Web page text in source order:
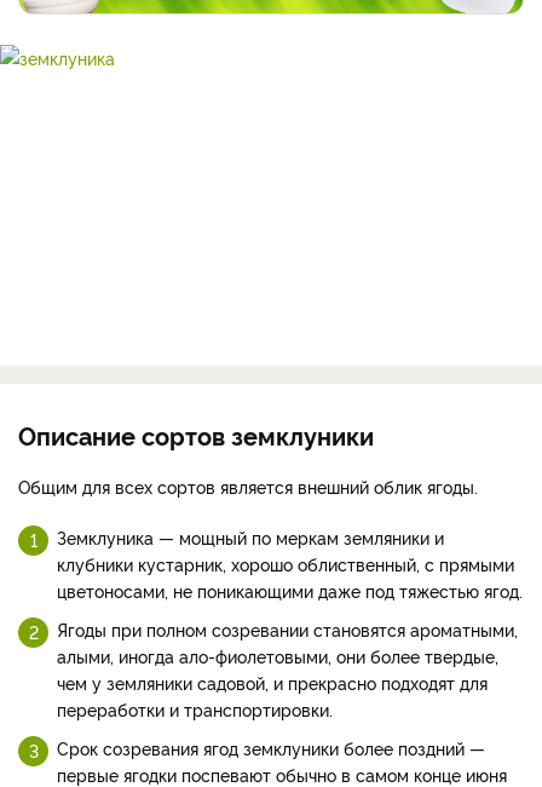
Описание сортов земклуники
Общим для всех сортов является внешний облик ягоды.
Земклуника — мощный по меркам земляники и
клубники кустарник, хорошо облиственный, с прямыми
цветоносами, не поникающими даже под тяжестью ягод.
Ягоды при полном созревании становятся ароматными,
алыми, иногда ало-фиолетовыми, они более твердые,
чем у земляники садовой, и прекрасно подходят для
переработки и транспортировки.
Срок созревания ягод земклуники более поздний —
первые ягодки поспевают обычно в самом конце июня